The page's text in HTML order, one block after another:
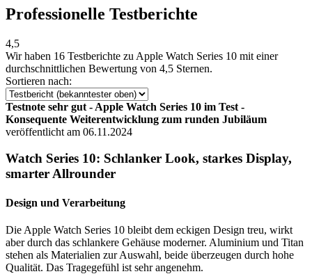
Professionelle Testberichte
4,5
Wir haben 16 Testberichte zu Apple Watch Series 10 mit einer
durchschnittlichen Bewertung von 4,5 Sternen.
Sortieren nach:
Testnote sehr gut - Apple Watch Series 10 im Test -
Konsequente Weiterentwicklung zum runden Jubiläum
veröffentlicht am 06.11.2024
Watch Series 10: Schlanker Look, starkes Display,
smarter Allrounder
Design und Verarbeitung
Die Apple Watch Series 10 bleibt dem eckigen Design treu, wirkt
aber durch das schlankere Gehäuse moderner. Aluminium und Titan
stehen als Materialien zur Auswahl, beide überzeugen durch hohe
Qualität. Das Tragegefühl ist sehr angenehm.